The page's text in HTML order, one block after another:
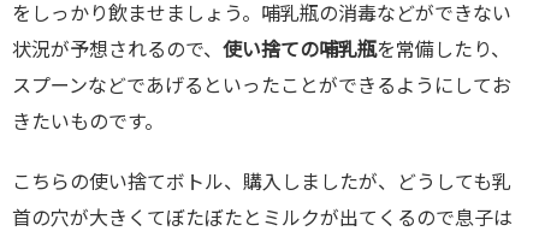
をしっかり飲ませましょう。哺乳瓶の消毒などができない
状況が予想されるので、 使い捨ての哺乳瓶を常備したり、
スプーンなどであげるといったことができるようにしてお
きたいものです。
こちらの使い捨てボトル、購入しましたが、どうしても乳
首の穴が大きくてぼたぼたとミルクが出てくるので息子は